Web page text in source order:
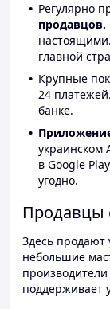
Регулярно
продавцов.
главной
Крупные
24
банке.
украинском
в Google
угодно.
Продавцы
Здесь
небольшие
поддерживает